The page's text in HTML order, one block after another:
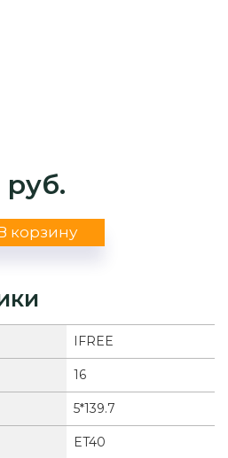
руб.
корзину
IFREE
16
5*139.7
ET40